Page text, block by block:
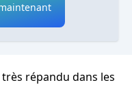
répandu dans les